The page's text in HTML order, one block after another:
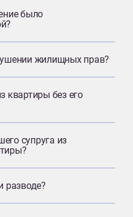
было
жилищных прав?
квартиры без его
супруга из
разводе?